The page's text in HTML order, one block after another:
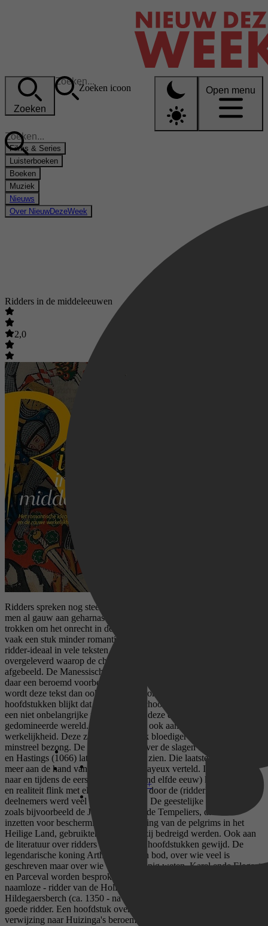
Zoeken
Zoeken icoon Open menu
Films & Series
Disney+
Luisterboeken
Boeken
Muziek
Nieuws
Over NieuwDezeWeek
Ridders in de middeleeuwen
2,0
Ridders spreken nog steeds tot de verbeelding. Bij het woord denkt
men al gauw aan geharnaste krijgers te paard, die er dapper op uit
trokken om het onrecht in de wereld aan te pakken. De realiteit is
vaak een stuk minder romantisch, al werd in de middeleeuwen het
ridder-ideaal in vele teksten verheerlijkt en zijn er talloze platen
overgeleverd waarop de chevalier en zijn heldendaden staan
afgebeeld. De Manessische Liederhandschrift (veertiende eeuw) is
daar een beroemd voorbeeld van. In Ridders in de middeleeuwen
wordt deze tekst dan ook uitvoerig voorgesteld. Hier en in andere
hoofdstukken blijkt dat vrouwen, ofschoon niet in harnas te paard,
een niet onbelangrijke rol speelden in deze door mannen
gedomineerde wereld. Daarnaast is er ook aandacht voor de rauwe
werkelijkheid. Deze zag er aanzienlijk bloediger uit dan menig
minstreel bezong. De hoofdstukken over de slagen bij Poitiers (751)
en Hastings (1066) laten dat duidelijk zien. Die laatste wordt onder
meer aan de hand van het tapijt van Bayeux verteld. In de aanloop
naar en tijdens de eerste kruistocht (eind elfde eeuw) komen ideaal
en realiteit flink met elkaar in botsing: door de (ridderlijke)
deelnemers werd veel bloed vergoten. De geestelijke ridderorden,
zoals bijvoorbeeld de Johannieters of de Tempeliers, die zich
inzetten voor bescherming en verzorging van de pelgrims in het
Heilige Land, gebruikten geweld als zij bedreigd werden. Ook aan
de literatuur over ridders is een aantal hoofdstukken gewijd. De
legendarische koning Arthur komt aan bod, over wie veel is
geschreven maar over wie we bar weinig weten. Karel ende Elegast
en Parceval worden besproken, maar ook de minder bekende -
naamloze - ridder van de Hollandse sprookspreker Willem van
Hildegaersberch (ca. 1350 - na 1408), in diens gedicht Vanden
goede ridder. Een hoofdstuk over 'ridders in het herfsttij', een
verwijzing naar Huizinga's beroemde studie, sluit het boek af.